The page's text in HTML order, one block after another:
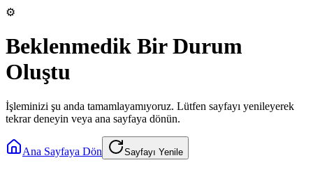
⚙️
Beklenmedik Bir Durum
Oluştu
İşleminizi şu anda tamamlayamıyoruz. Lütfen sayfayı yenileyerek
tekrar deneyin veya ana sayfaya dönün.
Ana Sayfaya Dön Sayfayı Yenile